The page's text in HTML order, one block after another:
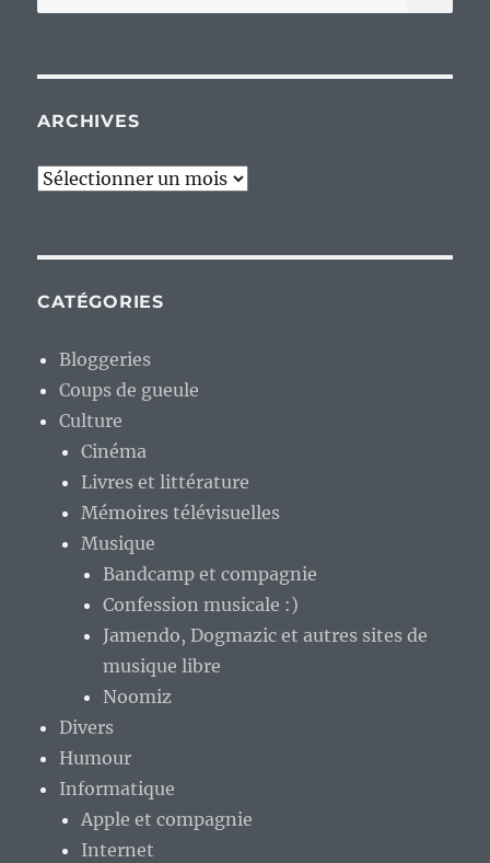
pour :
ARCHIVES
Archives
CATÉGORIES
Bloggeries
Coups de gueule
Culture
Cinéma
Livres et littérature
Mémoires télévisuelles
Musique
Bandcamp et compagnie
Confession musicale :)
Jamendo, Dogmazic et autres sites de
musique libre
Noomiz
Divers
Humour
Informatique
Apple et compagnie
Internet